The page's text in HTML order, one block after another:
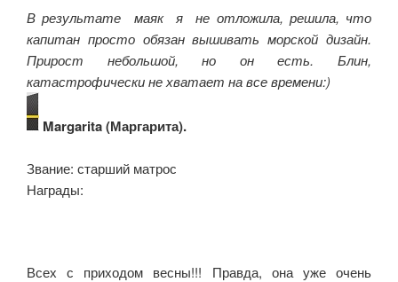
В результате маяк я не отложила, решила, что
капитан просто обязан вышивать морской дизайн.
Прирост небольшой, но он есть. Блин,
катастрофически не хватает на все времени:)
Margarita (Маргарита).
Звание: старший матрос
Награды:
Всех с приходом весны!!! Правда, она уже очень